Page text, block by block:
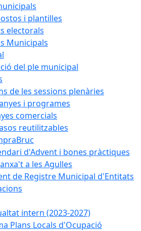
i plantilles
electorals
Municipals
del ple municipal
de les sessions plenàries
i programes
comercials
reutilitzables
d'Advent i bones pràctiques
a les Agulles
de Registre Municipal d'Entitats
intern (2023-2027)
Plans Locals d'Ocupació